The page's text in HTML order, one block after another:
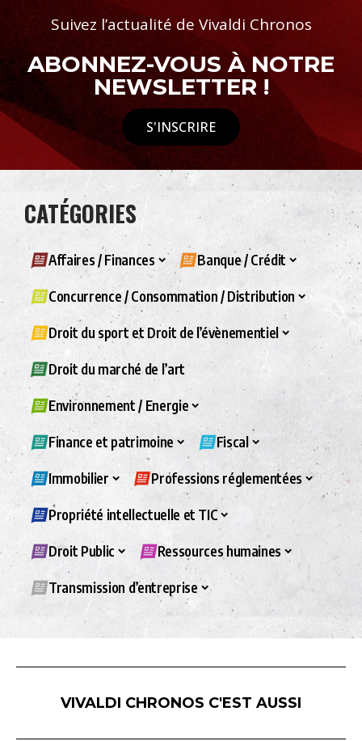
Suivez l’actualité de Vivaldi Chronos
ABONNEZ-VOUS À NOTRE
NEWSLETTER !
S'INSCRIRE
CATÉGORIES
Affaires / Finances Banque / Crédit
Concurrence / Consommation / Distribution
Droit du sport et Droit de l’évènementiel
Droit du marché de l’art
Environnement / Energie
Finance et patrimoine Fiscal
Immobilier Professions réglementées
Propriété intellectuelle et TIC
Droit Public Ressources humaines
Transmission d’entreprise
VIVALDI CHRONOS C'EST AUSSI